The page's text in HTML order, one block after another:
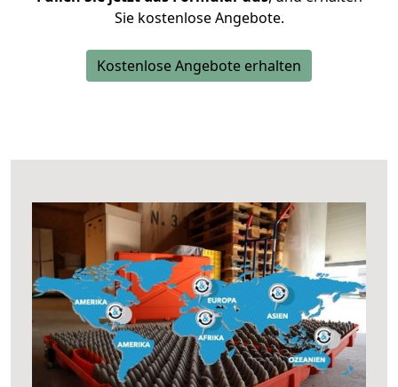
Sie kostenlose Angebote.
Kostenlose Angebote erhalten